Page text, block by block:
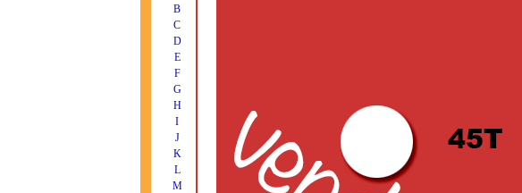
B
C
D
E
F
G
H
I
J
K
L
M